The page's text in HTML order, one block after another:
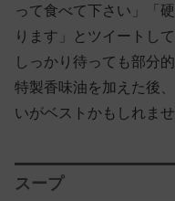
って食べて下さい」「
ります」とツイートし
しっかり待っても部分
特製香味油を加えた後
いがベストかもしれませ
スープ